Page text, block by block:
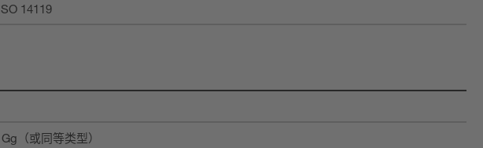
14119
（或同等类型）